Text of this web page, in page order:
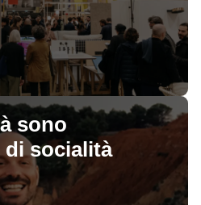
sono
socialità